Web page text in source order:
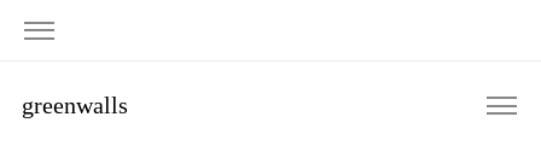
greenwalls